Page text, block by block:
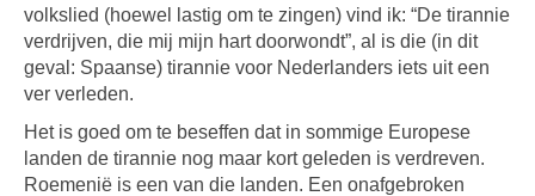
volkslied (hoewel lastig om te zingen) vind ik: “De tirannie
verdrijven, die mij mijn hart doorwondt”, al is die (in dit
geval: Spaanse) tirannie voor Nederlanders iets uit een
ver verleden.
Het is goed om te beseffen dat in sommige Europese
landen de tirannie nog maar kort geleden is verdreven.
Roemenië is een van die landen. Een onafgebroken